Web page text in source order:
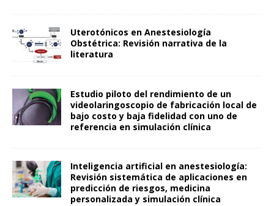
Uterotónicos en Anestesiología
Obstétrica: Revisión narrativa de la
literatura
Estudio piloto del rendimiento de un
videolaringoscopio de fabricación local de
bajo costo y baja fidelidad con uno de
referencia en simulación clínica
Inteligencia artificial en anestesiología:
Revisión sistemática de aplicaciones en
predicción de riesgos, medicina
personalizada y simulación clínica